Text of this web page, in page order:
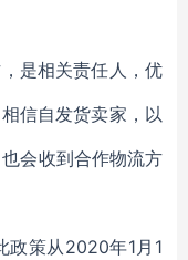
是相关责任人，优
信自发货卖家，以
会收到合作物流方
政策从2020年1月1